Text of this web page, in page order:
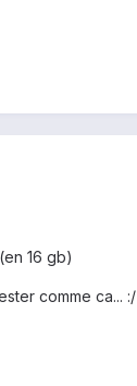
(en 16 gb)
comme ca... :/